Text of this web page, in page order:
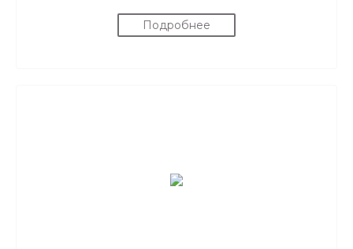
Подробнее